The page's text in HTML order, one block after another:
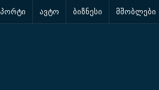
ავტო ბიზნესი მშობლები